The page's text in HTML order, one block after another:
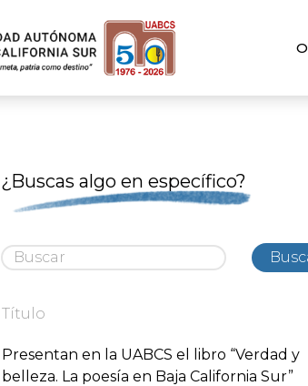
¿Buscas algo en específico?
Título
Presentan en la UABCS el libro “Verdad y
belleza. La poesía en Baja California Sur”